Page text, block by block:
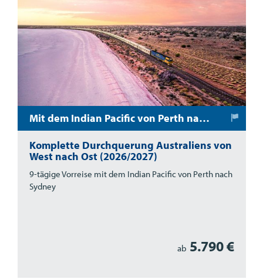
Mit dem Indian Pacific von Perth nach Sydney
Komplette Durchquerung Australiens von
West nach Ost (2026/2027)
9-tägige Vorreise mit dem Indian Pacific von Perth nach
Sydney
ab 5.790 €